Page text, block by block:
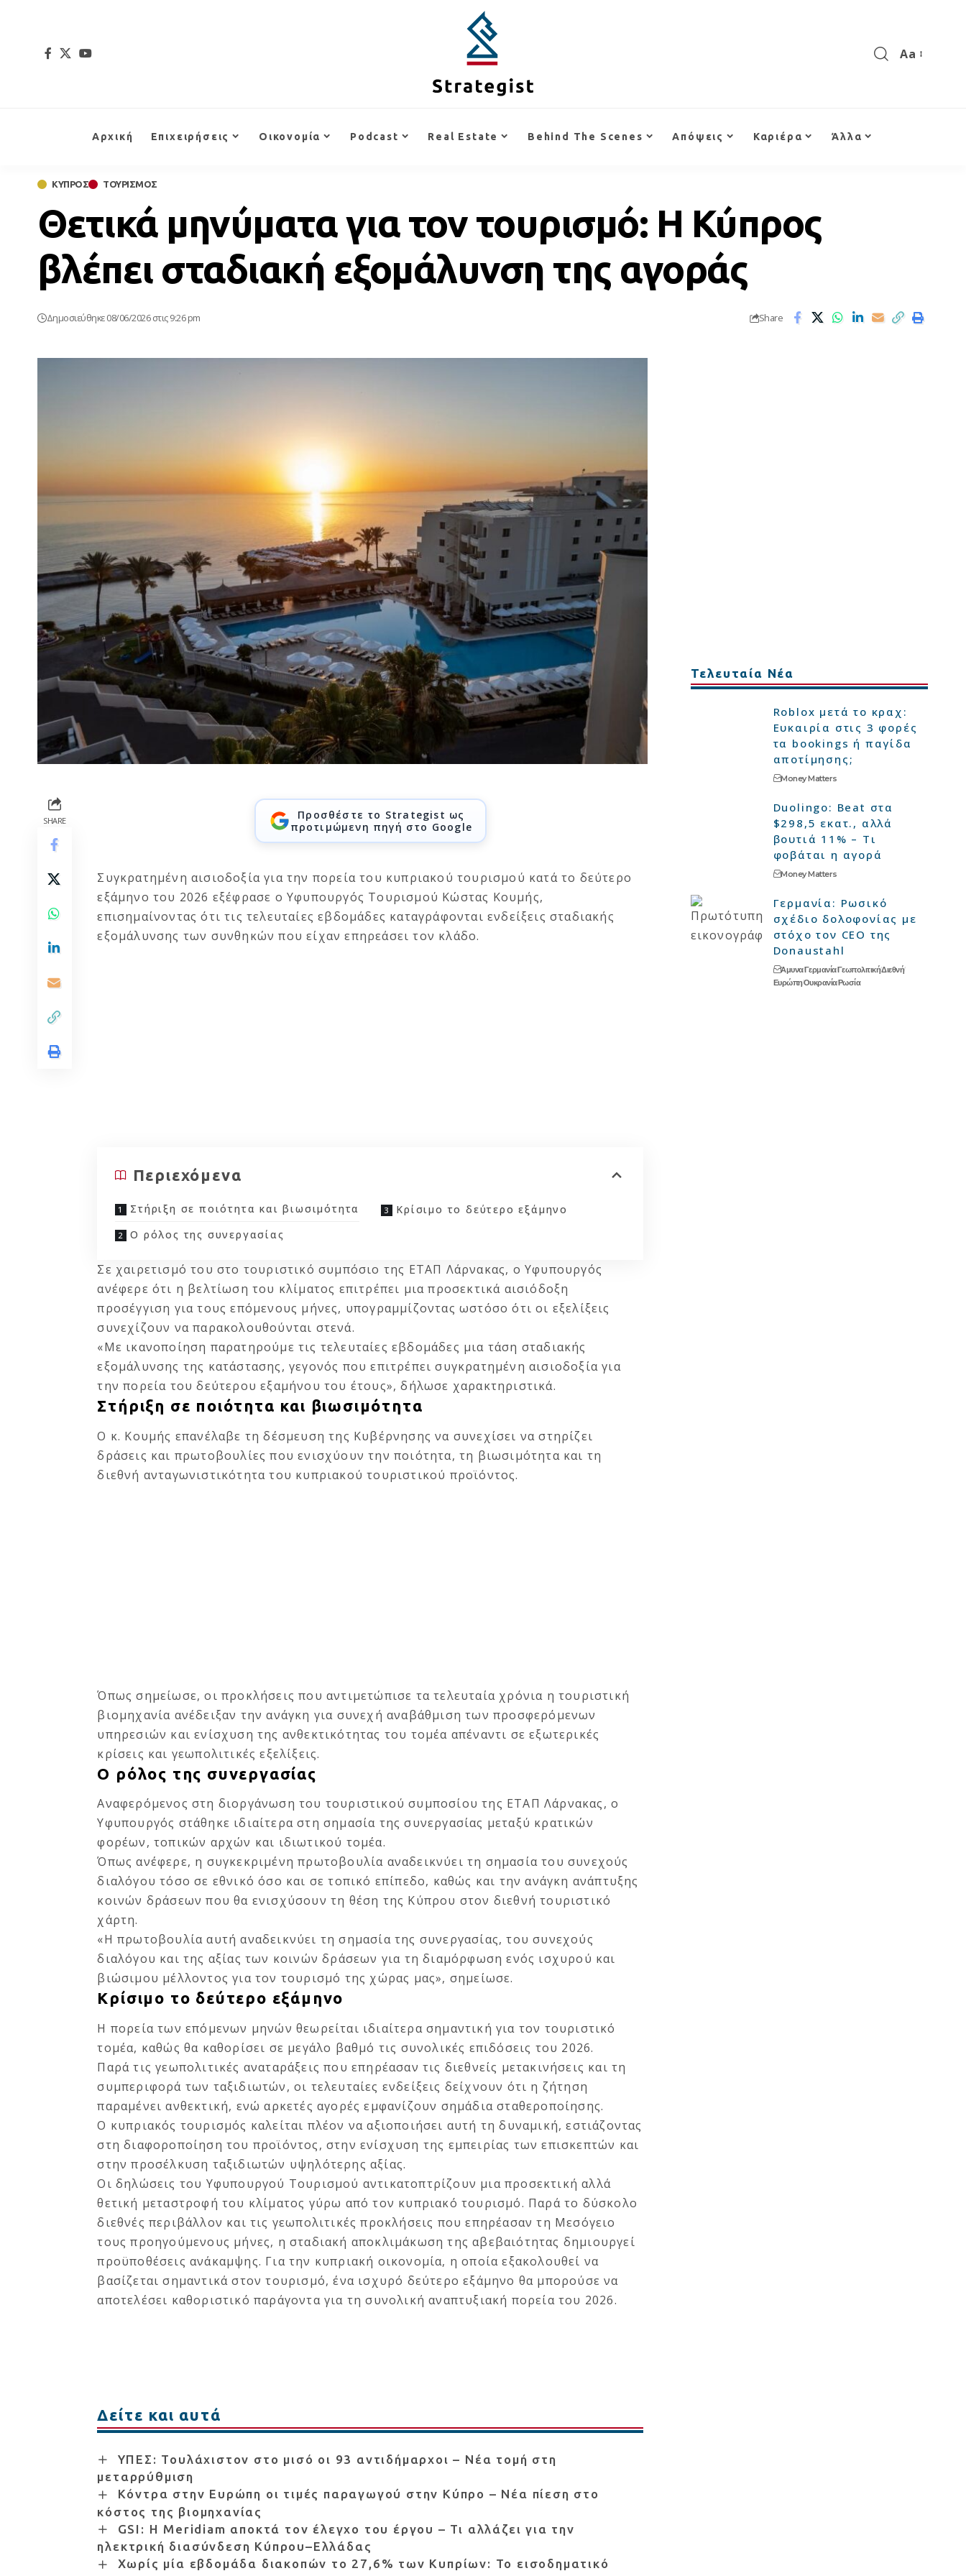
Aa
Αρχική Επιχειρήσεις Οικονομία Podcast Real Estate Behind The Scenes Απόψεις Καριέρα Άλλα
ΚΥΠΡΟΣ ΤΟΥΡΙΣΜΟΣ
Θετικά μηνύματα για τον τουρισμό: Η Κύπρος
βλέπει σταδιακή εξομάλυνση της αγοράς
Δημοσιεύθηκε 08/06/2026 στις 9:26 pm Share
SHARE
Προσθέστε το Strategist ως
προτιμώμενη πηγή στο Google
Συγκρατημένη αισιοδοξία για την πορεία του κυπριακού τουρισμού κατά το δεύτερο
εξάμηνο του 2026 εξέφρασε ο Υφυπουργός Τουρισμού Κώστας Κουμής,
επισημαίνοντας ότι τις τελευταίες εβδομάδες καταγράφονται ενδείξεις σταδιακής
εξομάλυνσης των συνθηκών που είχαν επηρεάσει τον κλάδο.
Περιεχόμενα
Στήριξη σε ποιότητα και βιωσιμότητα
Ο ρόλος της συνεργασίας
Κρίσιμο το δεύτερο εξάμηνο
Σε χαιρετισμό του στο τουριστικό συμπόσιο της ΕΤΑΠ Λάρνακας, ο Υφυπουργός
ανέφερε ότι η βελτίωση του κλίματος επιτρέπει μια προσεκτικά αισιόδοξη
προσέγγιση για τους επόμενους μήνες, υπογραμμίζοντας ωστόσο ότι οι εξελίξεις
συνεχίζουν να παρακολουθούνται στενά.
«Με ικανοποίηση παρατηρούμε τις τελευταίες εβδομάδες μια τάση σταδιακής
εξομάλυνσης της κατάστασης, γεγονός που επιτρέπει συγκρατημένη αισιοδοξία για
την πορεία του δεύτερου εξαμήνου του έτους», δήλωσε χαρακτηριστικά.
Στήριξη σε ποιότητα και βιωσιμότητα
Ο κ. Κουμής επανέλαβε τη δέσμευση της Κυβέρνησης να συνεχίσει να στηρίζει
δράσεις και πρωτοβουλίες που ενισχύουν την ποιότητα, τη βιωσιμότητα και τη
διεθνή ανταγωνιστικότητα του κυπριακού τουριστικού προϊόντος.
Όπως σημείωσε, οι προκλήσεις που αντιμετώπισε τα τελευταία χρόνια η τουριστική
βιομηχανία ανέδειξαν την ανάγκη για συνεχή αναβάθμιση των προσφερόμενων
υπηρεσιών και ενίσχυση της ανθεκτικότητας του τομέα απέναντι σε εξωτερικές
κρίσεις και γεωπολιτικές εξελίξεις.
Ο ρόλος της συνεργασίας
Αναφερόμενος στη διοργάνωση του τουριστικού συμποσίου της ΕΤΑΠ Λάρνακας, ο
Υφυπουργός στάθηκε ιδιαίτερα στη σημασία της συνεργασίας μεταξύ κρατικών
φορέων, τοπικών αρχών και ιδιωτικού τομέα.
Όπως ανέφερε, η συγκεκριμένη πρωτοβουλία αναδεικνύει τη σημασία του συνεχούς
διαλόγου τόσο σε εθνικό όσο και σε τοπικό επίπεδο, καθώς και την ανάγκη ανάπτυξης
κοινών δράσεων που θα ενισχύσουν τη θέση της Κύπρου στον διεθνή τουριστικό
χάρτη.
«Η πρωτοβουλία αυτή αναδεικνύει τη σημασία της συνεργασίας, του συνεχούς
διαλόγου και της αξίας των κοινών δράσεων για τη διαμόρφωση ενός ισχυρού και
βιώσιμου μέλλοντος για τον τουρισμό της χώρας μας», σημείωσε.
Κρίσιμο το δεύτερο εξάμηνο
Η πορεία των επόμενων μηνών θεωρείται ιδιαίτερα σημαντική για τον τουριστικό
τομέα, καθώς θα καθορίσει σε μεγάλο βαθμό τις συνολικές επιδόσεις του 2026.
Παρά τις γεωπολιτικές αναταράξεις που επηρέασαν τις διεθνείς μετακινήσεις και τη
συμπεριφορά των ταξιδιωτών, οι τελευταίες ενδείξεις δείχνουν ότι η ζήτηση
παραμένει ανθεκτική, ενώ αρκετές αγορές εμφανίζουν σημάδια σταθεροποίησης.
Ο κυπριακός τουρισμός καλείται πλέον να αξιοποιήσει αυτή τη δυναμική, εστιάζοντας
στη διαφοροποίηση του προϊόντος, στην ενίσχυση της εμπειρίας των επισκεπτών και
στην προσέλκυση ταξιδιωτών υψηλότερης αξίας.
Οι δηλώσεις του Υφυπουργού Τουρισμού αντικατοπτρίζουν μια προσεκτική αλλά
θετική μεταστροφή του κλίματος γύρω από τον κυπριακό τουρισμό. Παρά το δύσκολο
διεθνές περιβάλλον και τις γεωπολιτικές προκλήσεις που επηρέασαν τη Μεσόγειο
τους προηγούμενους μήνες, η σταδιακή αποκλιμάκωση της αβεβαιότητας δημιουργεί
προϋποθέσεις ανάκαμψης. Για την κυπριακή οικονομία, η οποία εξακολουθεί να
βασίζεται σημαντικά στον τουρισμό, ένα ισχυρό δεύτερο εξάμηνο θα μπορούσε να
αποτελέσει καθοριστικό παράγοντα για τη συνολική αναπτυξιακή πορεία του 2026.
Δείτε και αυτά
ΥΠΕΣ: Τουλάχιστον στο μισό οι 93 αντιδήμαρχοι – Νέα τομή στη
μεταρρύθμιση
Κόντρα στην Ευρώπη οι τιμές παραγωγού στην Κύπρο – Νέα πίεση στο
κόστος της βιομηχανίας
GSI: Η Meridiam αποκτά τον έλεγχο του έργου – Τι αλλάζει για την
ηλεκτρική διασύνδεση Κύπρου–Ελλάδας
Χωρίς μία εβδομάδα διακοπών το 27,6% των Κυπρίων: Το εισοδηματικό
Τελευταία Νέα
Roblox μετά το κραχ:
Ευκαιρία στις 3 φορές
τα bookings ή παγίδα
αποτίμησης;
Money Matters
Duolingo: Beat στα
$298,5 εκατ., αλλά
βουτιά 11% – Τι
φοβάται η αγορά
Money Matters
Γερμανία: Ρωσικό
σχέδιο δολοφονίας με
στόχο τον CEO της
Donaustahl
ΆμυναΓερμανίαΓεωπολιτικήΔιεθνή
ΕυρώπηΟυκρανίαΡωσία